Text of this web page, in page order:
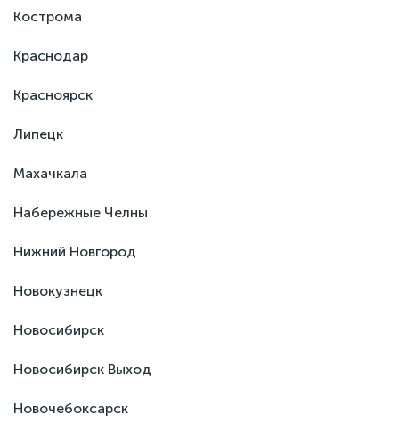
Кострома
Краснодар
Красноярск
Липецк
Махачкала
Набережные Челны
Нижний Новгород
Новокузнецк
Новосибирск
Новосибирск Выход
Новочебоксарск